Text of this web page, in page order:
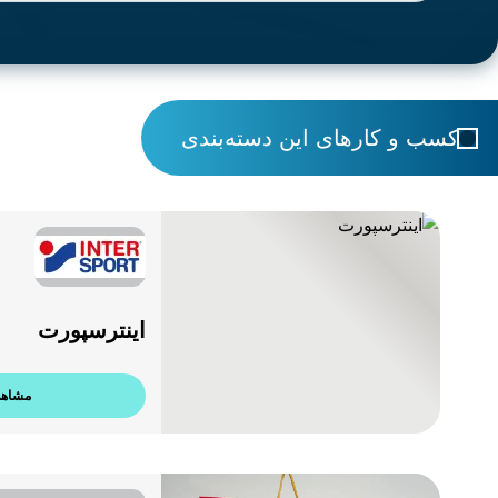
کسب و کارهای این دسته‌بندی
اینترسپورت